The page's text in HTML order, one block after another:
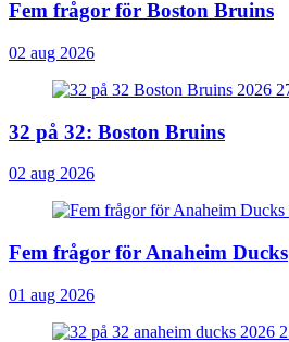
Fem frågor för Boston Bruins
02 aug 2026
32 på 32: Boston Bruins
02 aug 2026
Fem frågor för Anaheim Ducks
01 aug 2026